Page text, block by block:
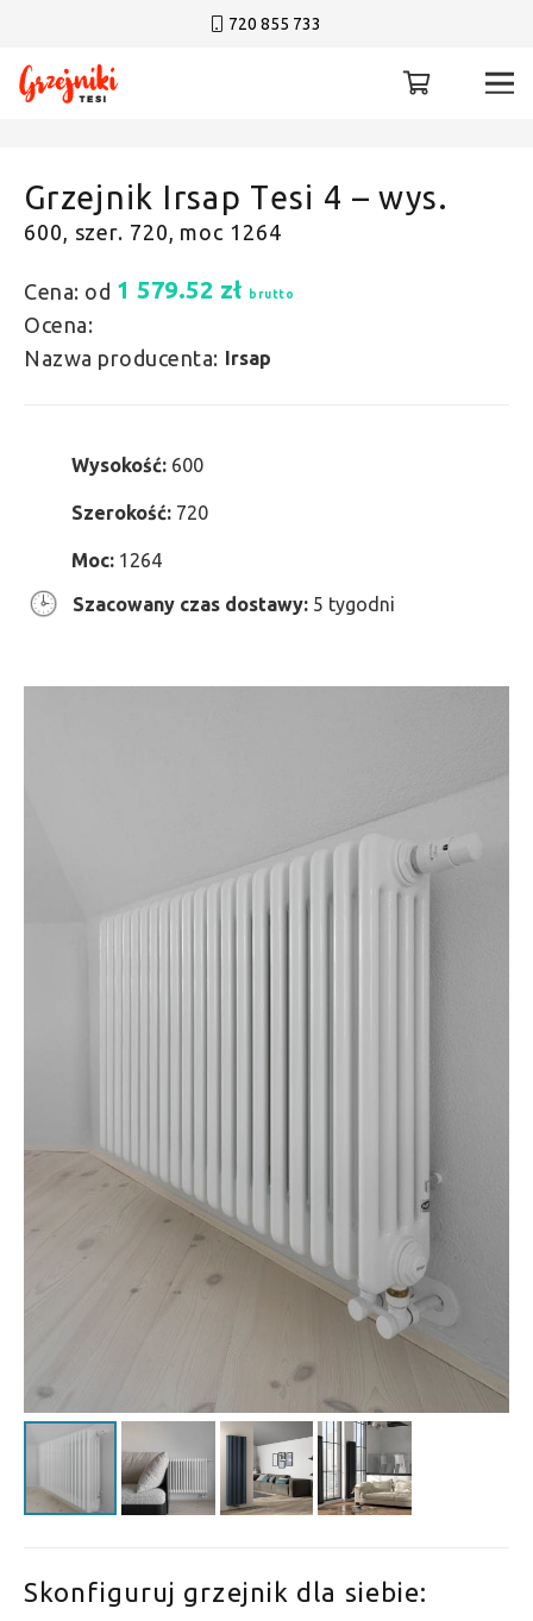
720 855 733
Grzejnik Irsap Tesi 4 – wys.
600, szer. 720, moc 1264
Cena: od 1 579.52 zł brutto
Ocena:
Nazwa producenta: Irsap
Wysokość: 600
Szerokość: 720
Moc: 1264
Szacowany czas dostawy: 5 tygodni
Skonfiguruj grzejnik dla siebie: